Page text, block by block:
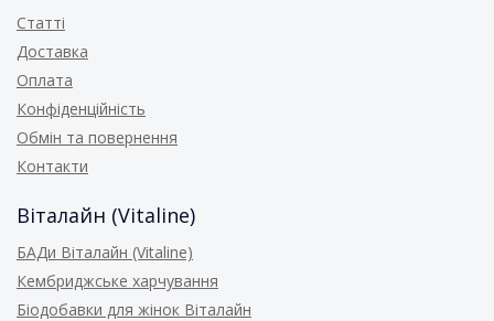
Статті
Доставка
Оплата
Конфіденційність
Обмін та повернення
Контакти
Віталайн (Vitaline)
БАДи Віталайн (Vitaline)
Кембриджське харчування
Біодобавки для жінок Віталайн